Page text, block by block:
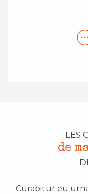
LES
de
Curabitur eu